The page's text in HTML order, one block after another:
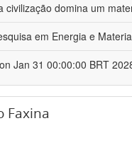
civilização domina um
em Energia e
Jan 31 00:00:00 BRT
Faxina